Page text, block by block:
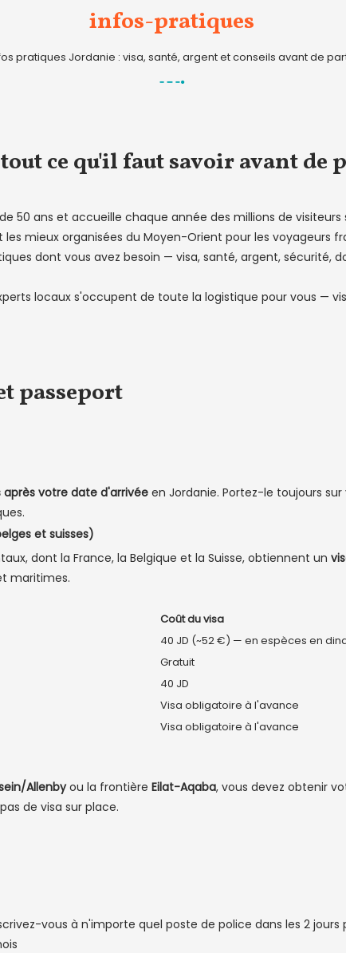
infos-pratiques
pratiques Jordanie : visa, santé, argent et conseils avant de
ce qu'il faut savoir avant de
50 ans et accueille chaque année des millions de
les mieux organisées du Moyen-Orient pour les voyageurs
dont vous avez besoin — visa, santé, argent, sécurité,
locaux s'occupent de toute la logistique pour vous —
passeport
votre date d'arrivée en Jordanie. Portez-le toujours
et suisses)
dont la France, la Belgique et la Suisse, obtiennent un
maritimes.
Coût du visa
40 JD (~52 €) — en espèces en
Gratuit
40 JD
Visa obligatoire à l'avance
Visa obligatoire à l'avance
Allenbyou la frontière Eilat-Aqaba, vous devez obtenir
de visa sur place.
vous à n'importe quel poste de police dans les 2